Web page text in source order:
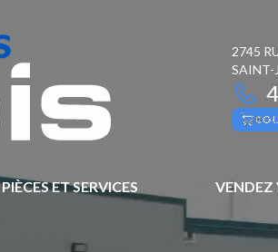
2745
SAINT-
PIÈCES ET SERVICES VENDEZ